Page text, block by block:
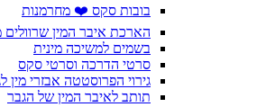
בובות סקס ❤️ מחרמנות
הארכת איבר המין
בשמים למשיכה מינית
סרטי הדרכה וסרטי סקס
גירוי הפרוסטטה אבזרי מין
תותב לאיבר המין של הגבר